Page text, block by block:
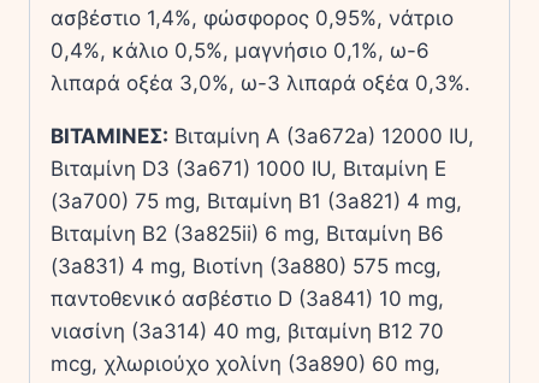
ασβέστιο 1,4%, φώσφορος 0,95%, νάτριο
0,4%, κάλιο 0,5%, μαγνήσιο 0,1%, ω-6
λιπαρά οξέα 3,0%, ω-3 λιπαρά οξέα 0,3%.
ΒΙΤΑΜΙΝΕΣ: Βιταμίνη Α (3a672a) 12000 IU,
Βιταμίνη D3 (3a671) 1000 IU, Βιταμίνη Ε
(3a700) 75 mg, Βιταμίνη Β1 (3a821) 4 mg,
Βιταμίνη Β2 (3a825ii) 6 mg, Βιταμίνη Β6
(3a831) 4 mg, Βιοτίνη (3a880) 575 mcg,
παντοθενικό ασβέστιο D (3a841) 10 mg,
νιασίνη (3a314) 40 mg, βιταμίνη Β12 70
mcg, χλωριούχο χολίνη (3a890) 60 mg,